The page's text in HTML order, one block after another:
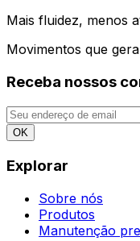
Mais fluidez, menos
Movimentos que
Receba nossos
OK
Explorar
Sobre nós
Produtos
Manutenção